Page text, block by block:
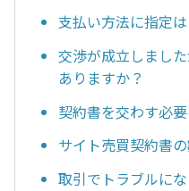
支払い方法に指定
交渉が成立しまし
ありますか？
契約書を交わす必
サイト売買契約書
取引でトラブルに